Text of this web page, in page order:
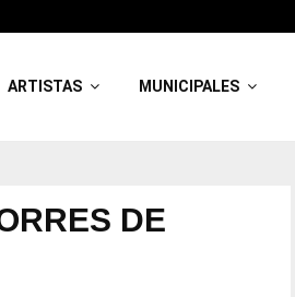
ARTISTAS MUNICIPALES
DE